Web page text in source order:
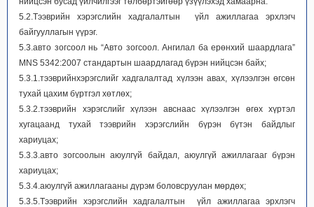
5.2.Тээврийн хэрэгслийн хадгалалтын үйл ажиллагаа эрхлэгч
байгууллагын үүрэг.
5.3.авто зогсоол нь “Авто зогсоол. Ангилал ба ерөнхий шаардлага”
MNS 5342:2007 стандартын шаардлагад бүрэн нийцсэн байх;
5.3.1.тээврийнхэрэгслийг хадгалалтад хүлээн авах, хүлээлгэн өгсөн
тухай цахим бүртгэл хөтлөх;
5.3.2.тээврийн хэрэгслийг хүлээн авснаас хүлээлгэн өгөх хүртэл
хугацаанд тухай тээврийн хэрэгслийн бүрэн бүтэн байдлыг
хариуцах;
5.3.3.авто зогсоолын аюулгүй байдал, аюулгүй ажиллагааг бүрэн
хариуцах;
5.3.4.аюулгүй ажиллагааны дүрэм боловсруулан мөрдөх;
5.3.5.Тээврийн хэрэгслийн хадгалалтын үйл ажиллагаа эрхлэгч